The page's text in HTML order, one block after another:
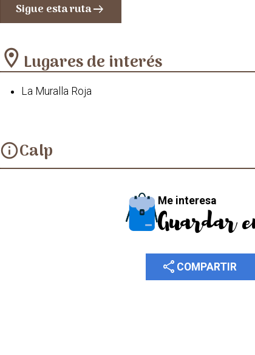
Sigue esta rutaarrow_right_alt
location_on Lugares de interés
La Muralla Roja
infoCalp
Me interesa
Guardar
share COMPARTIR